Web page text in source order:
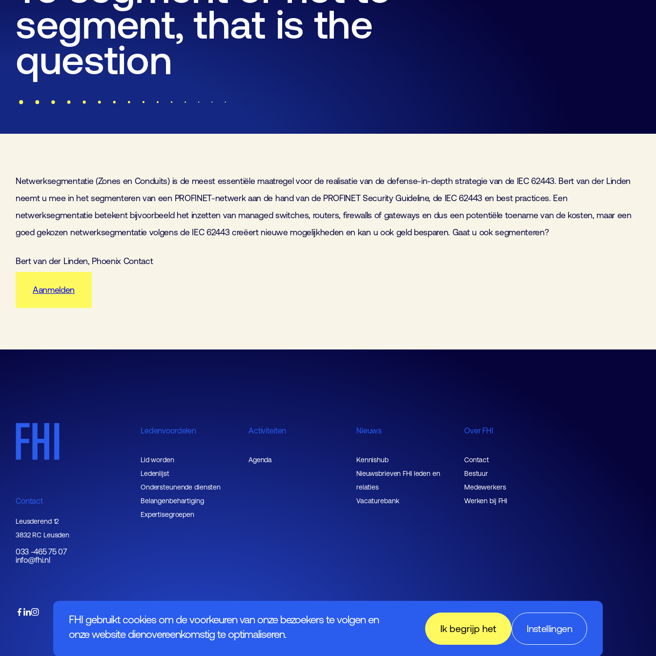
FHI gebruikt cookies om de voorkeuren van onze bezoekers te volgen en
onze website dienovereenkomstig te optimaliseren.
Instellingen
Ik begrijp het
Lid worden
Laboratorium Technologie
Workshops
Medewerkers
segment, that is the
question
Netwerksegmentatie (Zones en Conduits) is de meest essentiële maatregel voor de realisatie van de defense-in-depth strategie van de IEC 62443. Bert van der Linden
neemt u mee in het segmenteren van een PROFINET-netwerk aan de hand van de PROFINET Security Guideline, de IEC 62443 en best practices. Een
netwerksegmentatie betekent bijvoorbeeld het inzetten van managed switches, routers, firewalls of gateways en dus een potentiële toename van de kosten, maar een
goed gekozen netwerksegmentatie volgens de IEC 62443 creëert nieuwe mogelijkheden en kan u ook geld besparen. Gaat u ook segmenteren?
Bert van der Linden, Phoenix Contact
Aanmelden
Contact
Leusderend 12
3832 RC Leusden
033 -465 75 07
info@fhi.nl
Ledenvoordelen
Lid worden
Ledenlijst
Ondersteunende diensten
Belangenbehartiging
Expertisegroepen
Activiteiten
Agenda
Nieuws
Kennishub
Nieuwsbrieven FHI leden en
relaties
Vacaturebank
Over FHI
Contact
Bestuur
Medewerkers
Werken bij FHI